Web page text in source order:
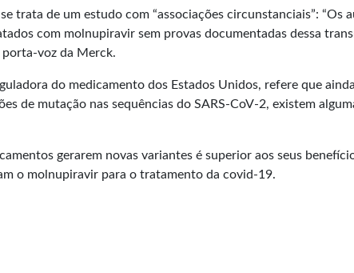
trata de um estudo com “associações circunstanciais”: “Os
com molnupiravir sem provas documentadas dessa
porta-voz da Merck.
do medicamento dos Estados Unidos, refere que
de mutação nas sequências do SARS-CoV-2, existem
gerarem novas variantes é superior aos seus
o molnupiravir para o tratamento da covid-19.